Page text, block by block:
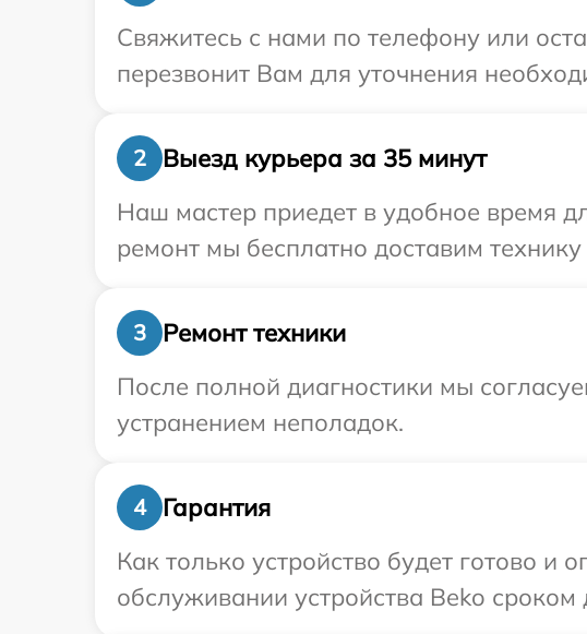
Свяжитесь с нами по телефону или
перезвонит Вам для уточнения
2
Выезд курьера за 35 минут
Наш мастер приедет в удобное время
ремонт мы бесплатно доставим
3
Ремонт техники
После полной диагностики мы
устранением неполадок.
4
Гарантия
Как только устройство будет готово и
обслуживании устройства Beko сроком